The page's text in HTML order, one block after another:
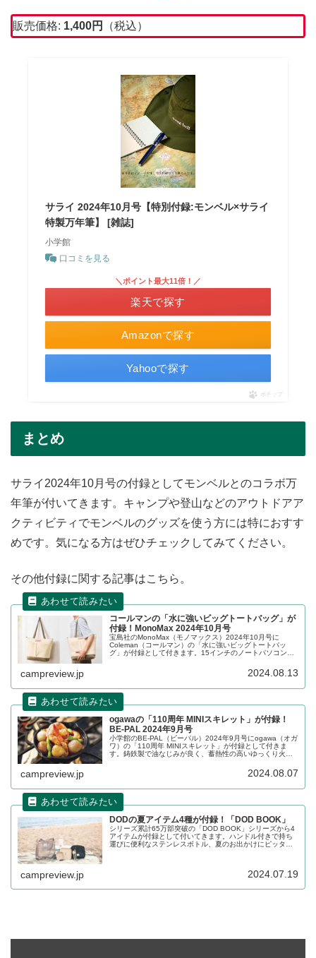
販売価格: 1,400円 （税込）
サライ 2024年10月号【特別付録:モンベル×サライ
特製万年筆】 [雑誌]
小学館
口コミを見る
Amazonで探す
＼ポイント最大11倍！／
楽天で探す
Yahooで探す
ポチップ
まとめ
サライ2024年10月号の付録としてモンベルとのコラボ万
年筆が付いてきます。キャンプや登山などのアウトドアア
クティビティでモンベルのグッズを使う方には特におすす
めです。気になる方はぜひチェックしてみてください。
その他付録に関する記事はこちら。
コールマンの「水に強いビッグトートバッグ」が
付録！MonoMax 2024年10月号
宝島社のMonoMax（モノマックス）2024年10月号に
Coleman（コールマン）の「水に強いビッグトートバッ
グ」が付録として付きます。15インチのノートパソコンを
強い撥水加工が施されています。詳細をレビューします。
campreview.jp 2024.08.13
ogawaの「110周年 MINIスキレット」が付録！
BE-PAL 2024年9月号
小学館のBE-PAL（ビーパル）2024年9月号にogawa（オガ
ワ）の「110周年 MINIスキレット」が付録として付きま
す。鋳鉄製で油なじみが良く、蓄熱性の高いゆっくり火を
ソロキャンにぴったりです。詳細をレビューします。
campreview.jp 2024.08.07
DODの夏アイテム4種が付録！「DOD BOOK」
シリーズ累計65万部突破の「DOD BOOK」シリーズから4
アイテムが付録として付いてきます。ハンドル付きで持ち
運びに便利なステンレスボトル、夏のお出かけにピッタリ
campreview.jp 2024.07.19